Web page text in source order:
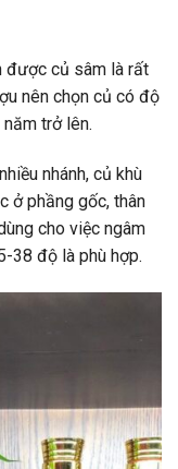
được củ sâm là rất
nên chọn củ có độ
trở lên.
nhánh, củ khù
ở phầng gốc, thân
cho việc ngâm
38 độ là phù hợp.